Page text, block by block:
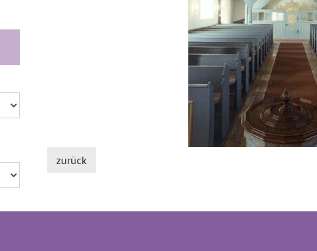
zurück